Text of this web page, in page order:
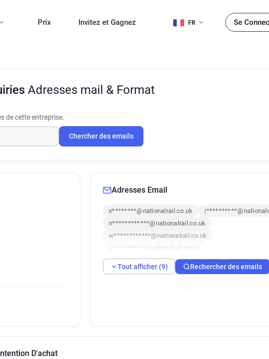
Prix Invitez et Gagnez FR Se
Adresses mail & Format
de cette entreprise.
Chercher des emails
Adresses Email
x********@nationalrail.co.uk
n************@nationalrail.co.uk
w************@nationalrail.co.uk
k**********@nationalrail.co.uk
s********@nationalrail.co.uk
q******@nationalrail.co.uk
Tout afficher (9) Rechercher des emails
D'achat